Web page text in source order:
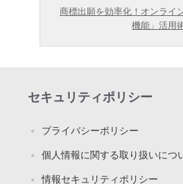
商標出願を効率化！オンライ
機能」活用
セキュリティポリシー
プライバシーポリシー
個人情報に関する取り扱いにつ
情報セキュリティポリシー